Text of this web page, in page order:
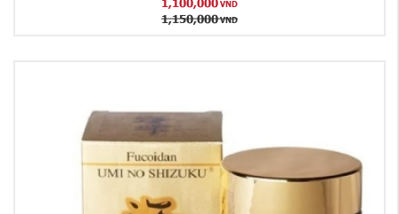
VND
1,150,000 VND